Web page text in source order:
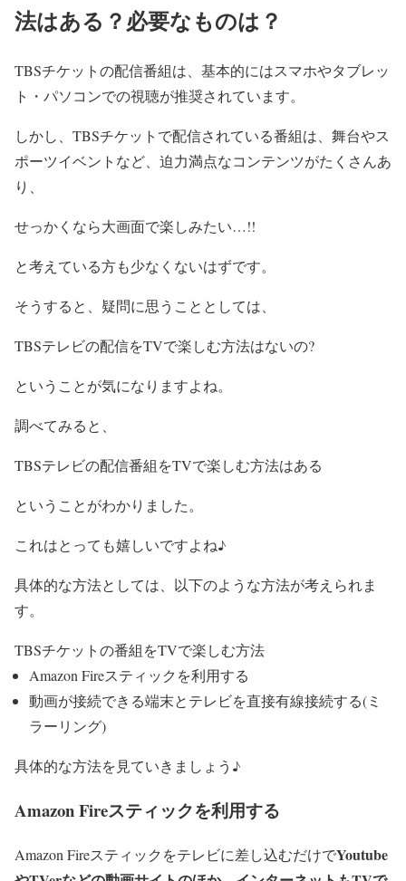
法はある？必要なものは？
TBSチケットの配信番組は、基本的にはスマホやタブレッ
ト・パソコンでの視聴が推奨されています。
しかし、TBSチケットで配信されている番組は、舞台やス
ポーツイベントなど、迫力満点なコンテンツがたくさんあ
り、
せっかくなら大画面で楽しみたい…!!
と考えている方も少なくないはずです。
そうすると、疑問に思うこととしては、
TBSテレビの配信をTVで楽しむ方法はないの?
ということが気になりますよね。
調べてみると、
TBSテレビの配信番組をTVで楽しむ方法はある
ということがわかりました。
これはとっても嬉しいですよね♪
具体的な方法としては、以下のような方法が考えられま
す。
TBSチケットの番組をTVで楽しむ方法
Amazon Fireスティックを利用する
動画が接続できる端末とテレビを直接有線接続する(ミ
ラーリング)
具体的な方法を見ていきましょう♪
Amazon Fireスティックを利用する
Amazon Fireスティックをテレビに差し込むだけでYoutube